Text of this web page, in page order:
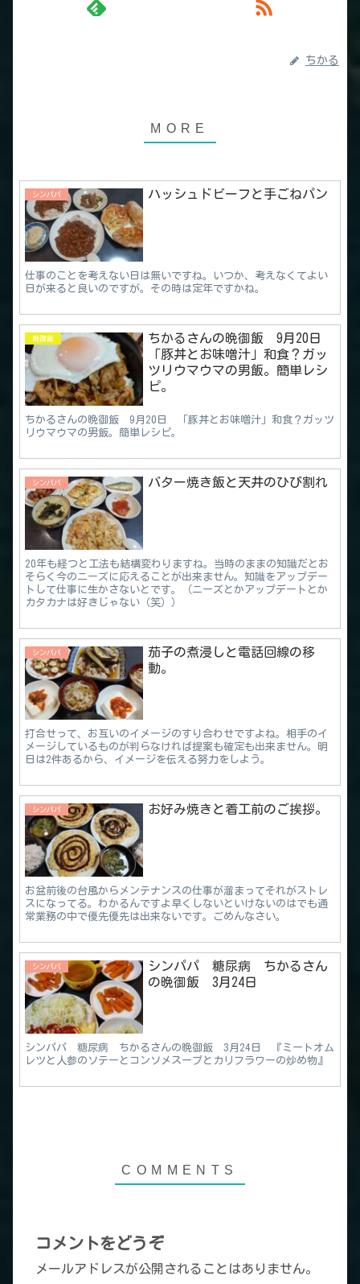
ちかる
シンパパ ハッシュドビーフと手ごねパン
仕事のことを考えない日は無いですね。いつか、考えなくてよい
日が来ると良いのですが。その時は定年ですかね。
晩御飯
ちかるさんの晩御飯 9月20日
「豚丼とお味噌汁」和食？ガッ
ツリウマウマの男飯。簡単レシ
ピ。
ちかるさんの晩御飯 9月20日 「豚丼とお味噌汁」和食？ガッツ
リウマウマの男飯。簡単レシピ。
シンパパ バター焼き飯と天井のひび割れ
20年も経つと工法も結構変わりますね。当時のままの知識だとお
そらく今のニーズに応えることが出来ません。知識をアップデー
トして仕事に生かさないとです。（ニーズとかアップデートとか
カタカナは好きじゃない（笑））
シンパパ
茄子の煮浸しと電話回線の移
動。
打合せって、お互いのイメージのすり合わせですよね。相手のイ
メージしているものが判らなければ提案も確定も出来ません。明
日は2件あるから、イメージを伝える努力をしよう。
シンパパ お好み焼きと着工前のご挨拶。
お盆前後の台風からメンテナンスの仕事が溜まってそれがストレ
スになってる。わかるんですよ早くしないといけないのはでも通
常業務の中で優先優先は出来ないです。ごめんなさい。
シンパパ
シンパパ 糖尿病 ちかるさん
の晩御飯 3月24日
シンパパ 糖尿病 ちかるさんの晩御飯 3月24日 『ミートオム
レツと人参のソテーとコンソメスープとカリフラワーの炒め物』
コメントをどうぞ
メールアドレスが公開されることはありません。